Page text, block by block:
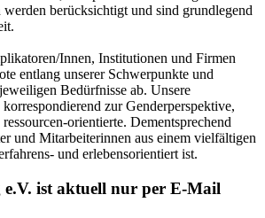
berücksichtigt und sind grundlegend
Innen, Institutionen und Firmen
entlang unserer Schwerpunkte und
Bedürfnisse ab. Unsere
zur Genderperspektive,
orientierte. Dementsprechend
und Mitarbeiterinnen aus einem vielfältigen
und erlebensorientiert ist.
ist aktuell nur per E-Mail